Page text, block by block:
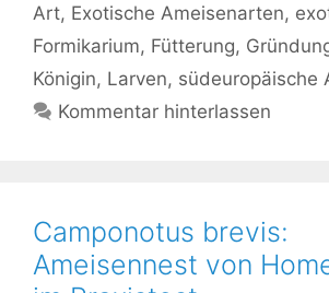
Art, Exotische Ameisenarten,
Formikarium, Fütterung,
Königin, Larven, südeuropäische
Kommentar hinterlassen
Camponotus brevis:
Ameisennest von